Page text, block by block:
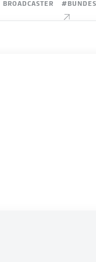
BROADCASTER